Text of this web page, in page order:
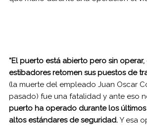
“El puerto está abierto pero sin
estibadores retomen sus puestos de
(la muerte del empleado Juan Oscar
pasado) fue una fatalidad y ante eso
puerto ha operado durante los
altos estándares de seguridad. Y esa